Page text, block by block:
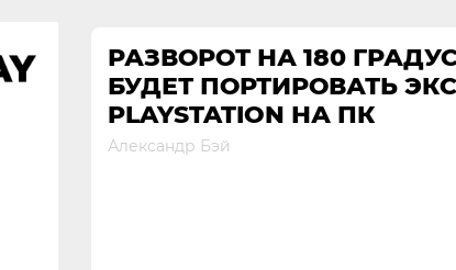
РАЗВОРОТ НА 180
БУДЕТ ПОРТИРОВАТЬ
PLAYSTATION НА ПК
Александр Бэй